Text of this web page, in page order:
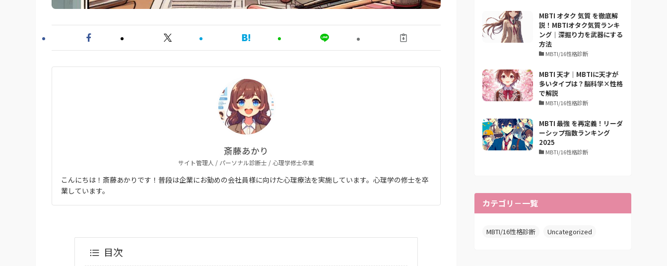
斎藤あかり
サイト管理人 / パーソナル診断士 / 心理学修士卒業
こんにちは！斎藤あかりです！普段は企業にお勤めの会社員様に向けた心理療法を実施しています。心理学の修士を卒
業しています。
目次
MBTI オタク 気質 を徹底解
説！MBTIオタク気質ランキ
ング｜深掘り力を武器にする
方法
MBTI/16性格診断
MBTI 天才｜MBTIに天才が
多いタイプは？脳科学×性格
で解説
MBTI/16性格診断
MBTI 最強 を再定義！リーダ
ーシップ指数ランキング
2025
MBTI/16性格診断
カテゴリ－一覧
MBTI/16性格診断 Uncategorized